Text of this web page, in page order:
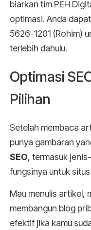
biarkan tim PEH
optimasi. Anda
5626-1201 (Rohim)
terlebih dahulu.
Optimasi
Pilihan
Setelah membaca
punya gambaran
SEO, termasuk
fungsinya untuk
Mau menulis artikel,
membangun blog
efektif jika kamu